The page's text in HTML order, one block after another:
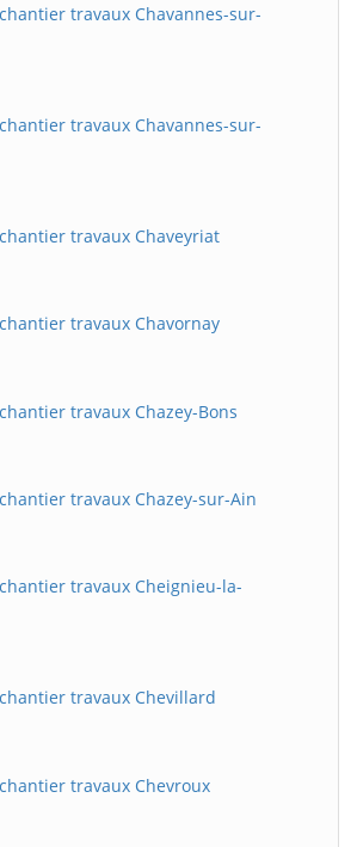
travaux Chavannes-sur-
travaux Chavannes-sur-
travaux Chaveyriat
travaux Chavornay
travaux Chazey-Bons
travaux Chazey-sur-Ain
travaux Cheignieu-la-
travaux Chevillard
travaux Chevroux